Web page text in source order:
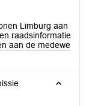
Limburg aan te
aan de medewerking